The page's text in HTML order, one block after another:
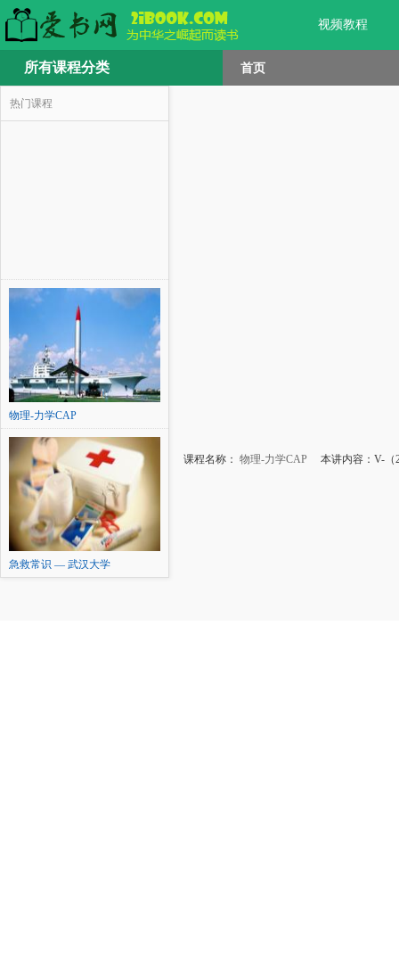
视频教程
所有课程分类 首页
热门课程
物理-力学CAP
急救常识 — 武汉大学
课程名称： 物理-力学CAP 本讲内容：V-（